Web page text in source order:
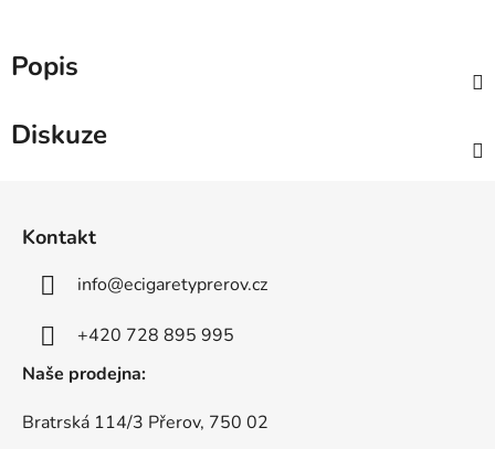
Popis
Diskuze
Kontakt
info@ecigaretyprerov.cz
+420 728 895 995
Naše prodejna:
Bratrská 114/3 Přerov, 750 02